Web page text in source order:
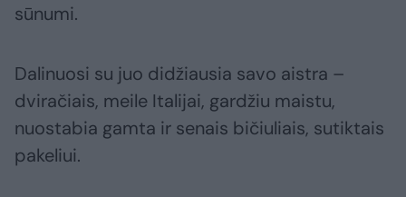
sūnumi.
Dalinuosi su juo didžiausia savo aistra –
dviračiais, meile Italijai, gardžiu maistu,
nuostabia gamta ir senais bičiuliais, sutiktais
pakeliui.